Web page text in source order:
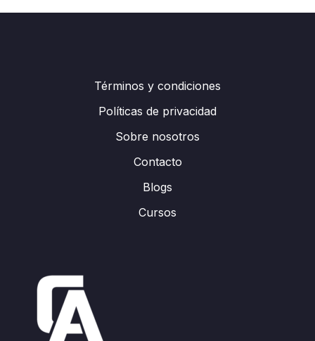
Términos y condiciones
Políticas de privacidad
Sobre nosotros
Contacto
Blogs
Cursos